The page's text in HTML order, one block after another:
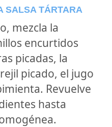
SALSA TÁRTARA
mezcla la
encurtidos
picadas, la
picado, el jugo
Revuelve
hasta